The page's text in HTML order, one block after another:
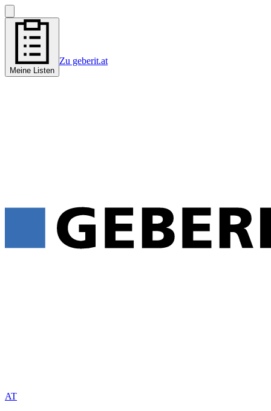
Meine Listen
Zu geberit.at
AT